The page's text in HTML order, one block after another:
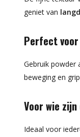
geniet van
Perfect
Gebruik powder
beweging en
Voor wie
Ideaal voor